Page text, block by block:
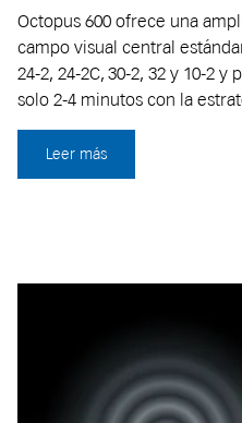
Octopus 600 ofrece una
campo visual central
24-2, 24-2C, 30-2, 32 y 10-2
solo 2-4 minutos con la
Leer más